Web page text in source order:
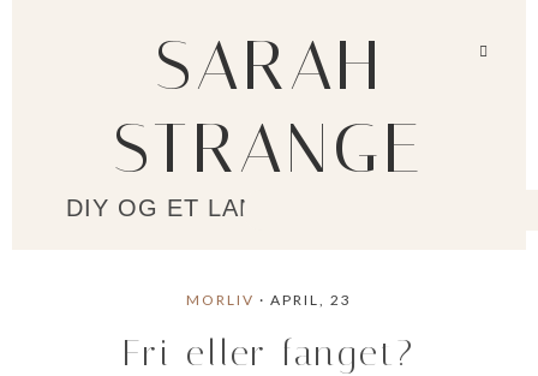
SARAH
STRANGE
DIY OG ET LANGSOMMERE LIV?
MORLIV · APRIL, 23
Fri eller fanget?